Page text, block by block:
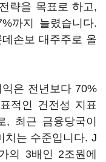
략을 목표로 하고,
까지 늘렸습니다.
손보 대주주로 올
은 전년보다 70%
적인 건전성 지표
, 최근 금융당국이
치는 수준입니다. J
의 3배인 2조원에